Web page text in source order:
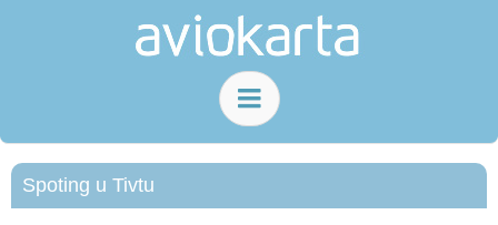
Spoting u Tivtu